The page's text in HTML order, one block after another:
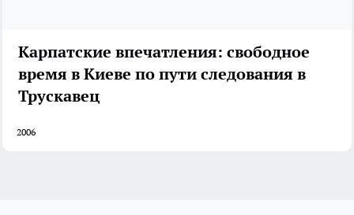
Карпатские впечатления: свободное
время в Киеве по пути следования в
Трускавец
2006